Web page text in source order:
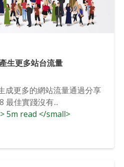
生更多站台流量
成更多的網站流量通過分享
最佳實踐沒有...
5m read </small>